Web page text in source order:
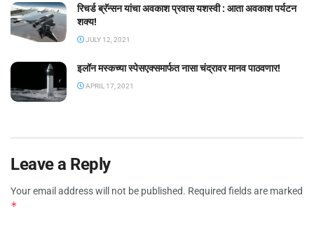
रिचर्ड ब्रॅन्सन यांचा अवकाश प्रवास यशस्वी : आता अवकाश पर्यटन
शक्य!
JULY 12, 2021
इलॉन मस्कच्या स्पेसएक्समार्फत नासा चंद्रावर मानव पाठवणार!
APRIL 17, 2021
Leave a Reply
Your email address will not be published. Required fields are marked
*